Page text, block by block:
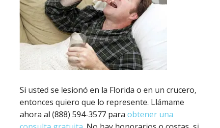
Si usted se lesionó en la Florida o en un crucero,
entonces quiero que lo represente. Llámame
ahora al (888) 594-3577 para obtener una